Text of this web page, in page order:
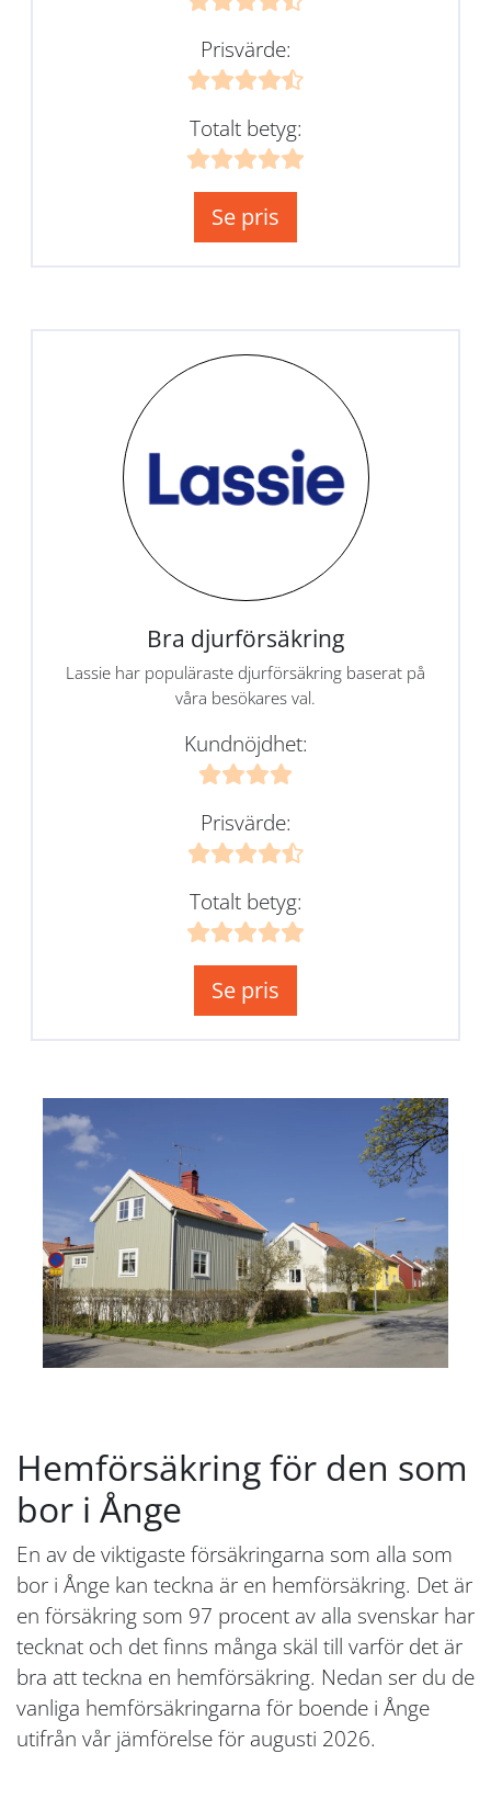
Prisvärde:
Totalt betyg:
Se pris
Bra djurförsäkring
Lassie har populäraste djurförsäkring baserat på
våra besökares val.
Kundnöjdhet:
Prisvärde:
Totalt betyg:
Se pris
Hemförsäkring för den som
bor i Ånge
En av de viktigaste försäkringarna som alla som
bor i Ånge kan teckna är en hemförsäkring. Det är
en försäkring som 97 procent av alla svenskar har
tecknat och det finns många skäl till varför det är
bra att teckna en hemförsäkring. Nedan ser du de
vanliga hemförsäkringarna för boende i Ånge
utifrån vår jämförelse för augusti 2026.